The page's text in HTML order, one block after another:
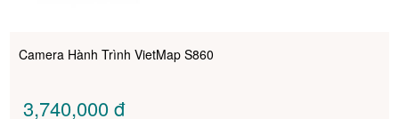
Camera Hành Trình VietMap S860
3,740,000đ